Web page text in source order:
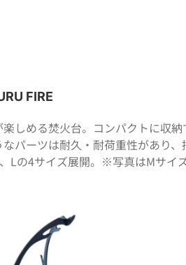
FIRE
しめる焚火台。コンパクトに収
パーツは耐久・耐荷重性があり、
Lの4サイズ展開。※写真はMサイズ